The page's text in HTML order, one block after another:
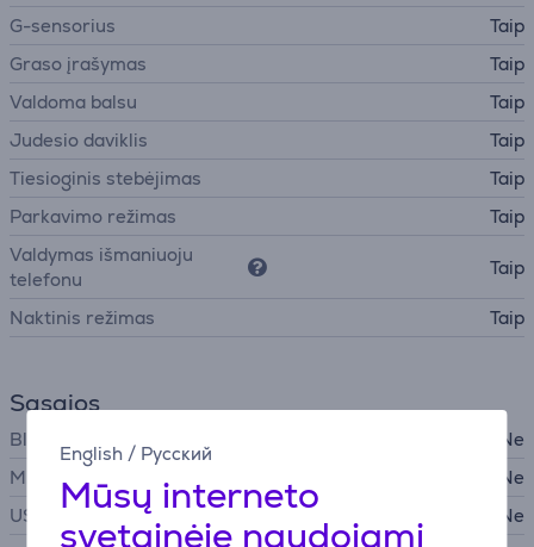
English / Русский
Mūsų interneto
svetainėje naudojami
G-sensorius
Taip
Graso įrašymas
Taip
Valdoma balsu
Taip
Judesio daviklis
Taip
Tiesioginis stebėjimas
Taip
Parkavimo režimas
Taip
Valdymas išmaniuoju
telefonu
Taip
Naktinis režimas Taip
Sąsajos
Bluetooth
Ne
Micro USB
Ne
USB-A
Ne